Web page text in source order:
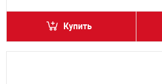
Купить